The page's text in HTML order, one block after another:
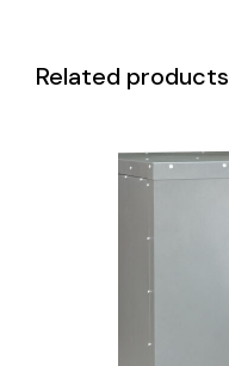
Related products